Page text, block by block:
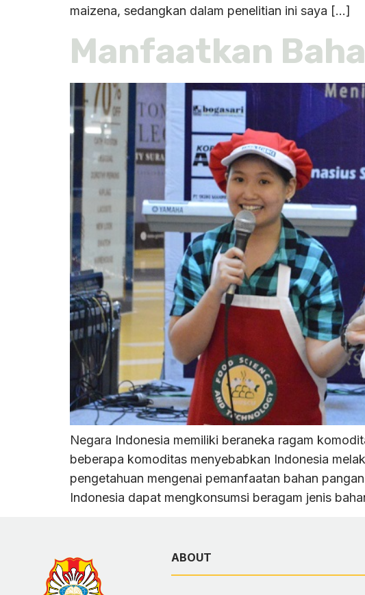
maizena, sedangkan dalam penelitian ini saya […]
Manfaatkan
Negara Indonesia memiliki beraneka ragam
beberapa komoditas menyebabkan Indonesia
pengetahuan mengenai pemanfaatan bahan
Indonesia dapat mengkonsumsi beragam jenis
ABOUT